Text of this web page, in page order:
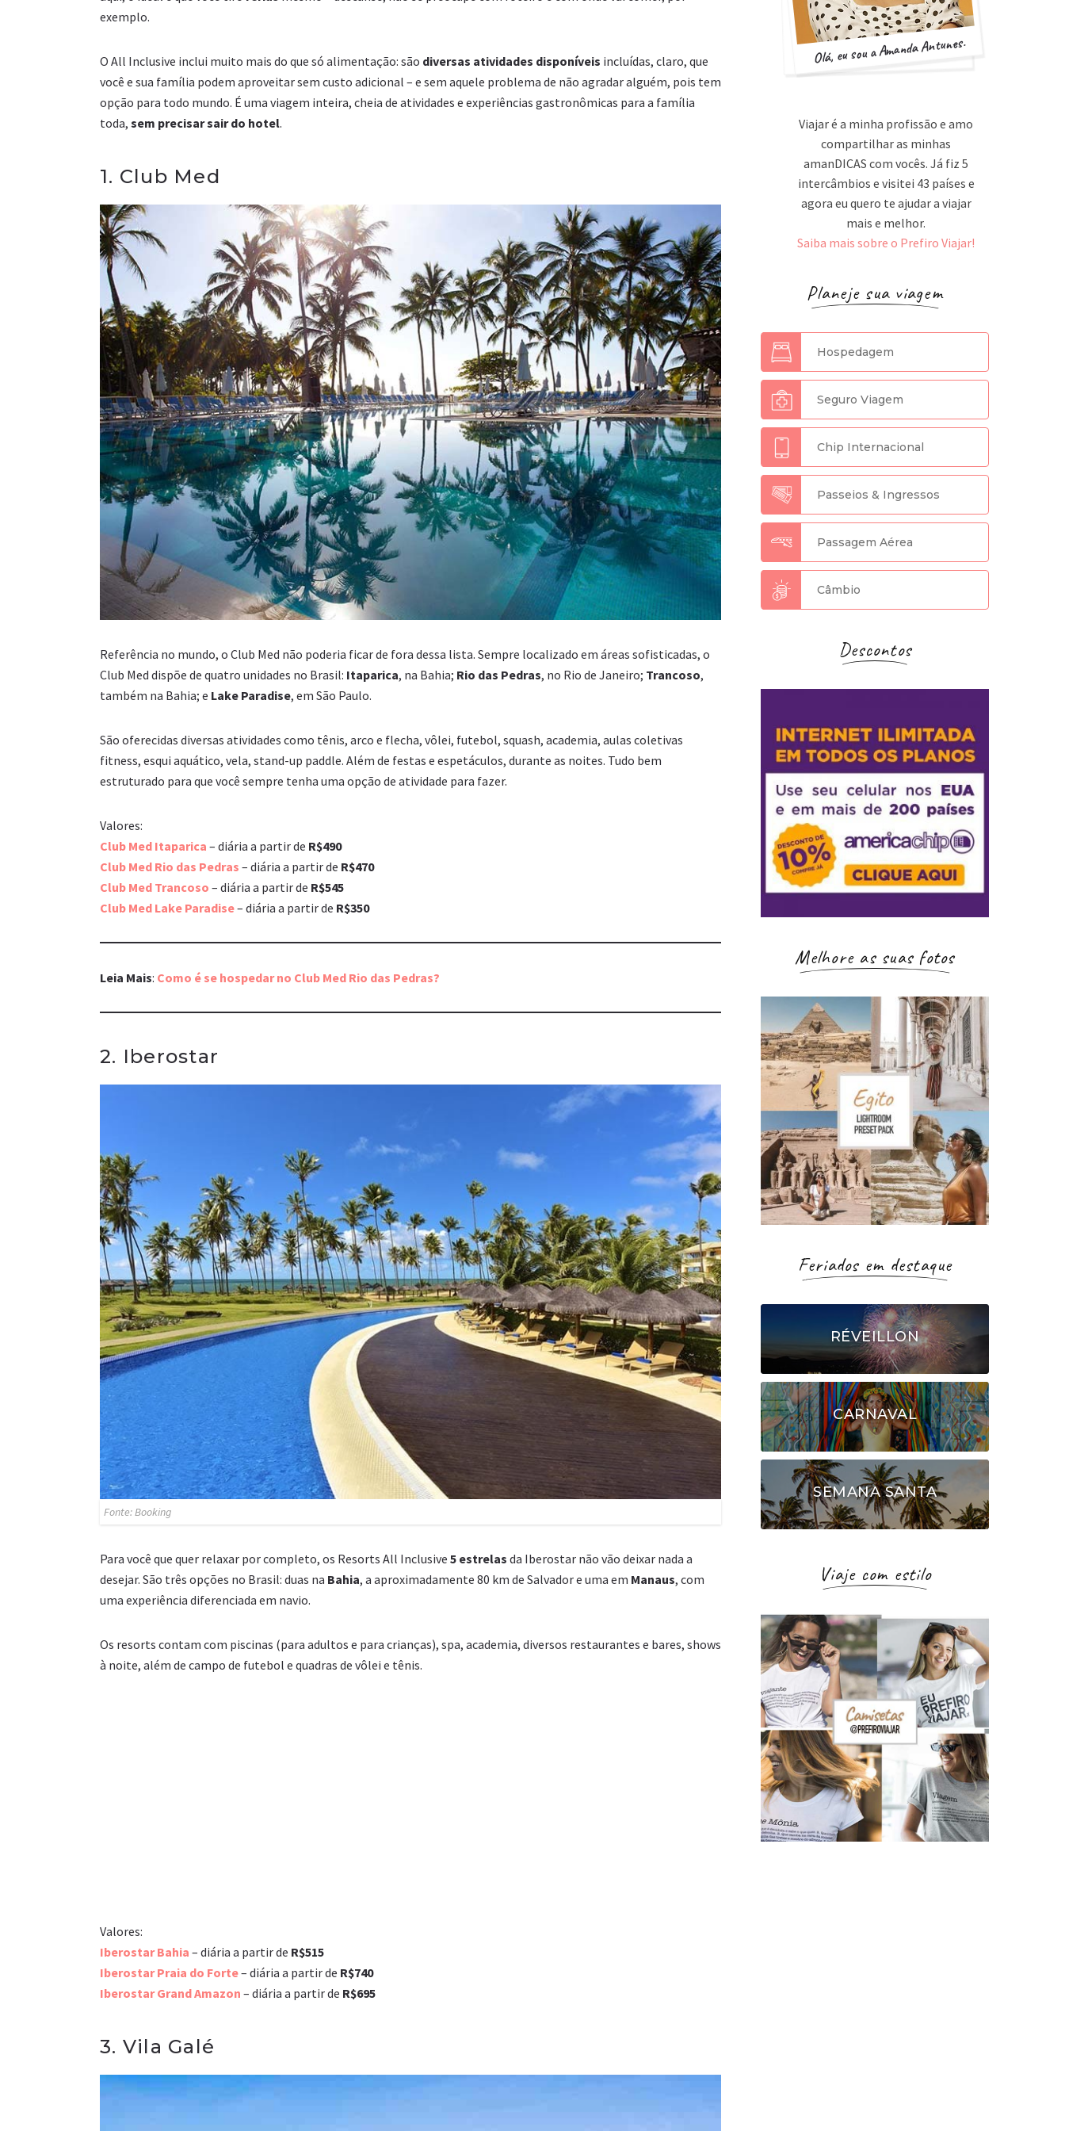
exemplo.
O All Inclusive inclui muito mais do que só alimentação: são diversas atividades disponíveis incluídas, claro, que
você e sua família podem aproveitar sem custo adicional – e sem aquele problema de não agradar alguém, pois tem
opção para todo mundo. É uma viagem inteira, cheia de atividades e experiências gastronômicas para a família
toda, sem precisar sair do hotel.
1. Club Med
Referência no mundo, o Club Med não poderia ficar de fora dessa lista. Sempre localizado em áreas sofisticadas, o
Club Med dispõe de quatro unidades no Brasil: Itaparica, na Bahia; Rio das Pedras, no Rio de Janeiro; Trancoso,
também na Bahia; e Lake Paradise, em São Paulo.
São oferecidas diversas atividades como tênis, arco e flecha, vôlei, futebol, squash, academia, aulas coletivas
fitness, esqui aquático, vela, stand-up paddle. Além de festas e espetáculos, durante as noites. Tudo bem
estruturado para que você sempre tenha uma opção de atividade para fazer.
Valores:
Club Med Itaparica – diária a partir de R$490
Club Med Rio das Pedras – diária a partir de R$470
Club Med Trancoso – diária a partir de R$545
Club Med Lake Paradise– diária a partir de R$350
Leia Mais: Como é se hospedar no Club Med Rio das Pedras?
2. Iberostar
Fonte: Booking
Para você que quer relaxar por completo, os Resorts All Inclusive 5 estrelas da Iberostar não vão deixar nada a
desejar. São três opções no Brasil: duas na Bahia, a aproximadamente 80 km de Salvador e uma em Manaus, com
uma experiência diferenciada em navio.
Os resorts contam com piscinas (para adultos e para crianças), spa, academia, diversos restaurantes e bares, shows
à noite, além de campo de futebol e quadras de vôlei e tênis.
Valores:
Iberostar Bahia – diária a partir de R$515
Iberostar Praia do Forte– diária a partir de R$740
Iberostar Grand Amazon – diária a partir de R$695
3. Vila Galé
Olá, eu sou a Amanda Antunes.
Viajar é a minha profissão e amo
compartilhar as minhas
amanDICAS com vocês. Já fiz 5
intercâmbios e visitei 43 países e
agora eu quero te ajudar a viajar
mais e melhor.
Saiba mais sobre o Prefiro Viajar!
Planeje sua viagem
Hospedagem
Seguro Viagem
Chip Internacional
Passeios & Ingressos
Passagem Aérea
Câmbio
Descontos
Melhore as suas fotos
Feriados em destaque
RÉVEILLON
CARNAVAL
SEMANA SANTA
Viaje com estilo